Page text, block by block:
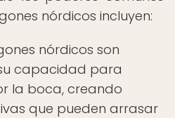
nórdicos incluyen:
nórdicos son
capacidad para
la boca, creando
que pueden arrasar